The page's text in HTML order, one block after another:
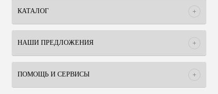
КАТАЛОГ
НАШИ ПРЕДЛОЖЕНИЯ
ПОМОЩЬ И СЕРВИСЫ